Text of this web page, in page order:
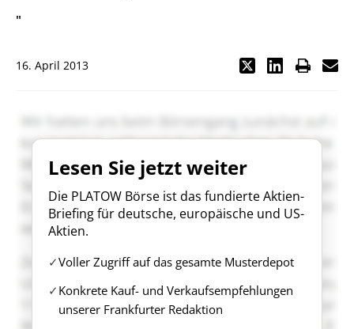
"
16. April 2013
Lesen Sie jetzt weiter
Die PLATOW Börse ist das fundierte Aktien-
Briefing für deutsche, europäische und US-
Aktien.
Voller Zugriff auf das gesamte Musterdepot
Konkrete Kauf- und Verkaufsempfehlungen
unserer Frankfurter Redaktion